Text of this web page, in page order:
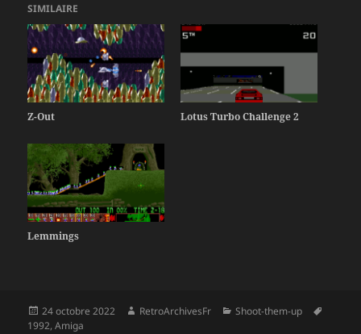
SIMILAIRE
Z-Out Lotus Turbo Challenge 2
Lemmings
Publié
le
24 octobre 2022 Auteur
RetroArchivesFr Catégories
Shoot-them-up
1992,Amiga